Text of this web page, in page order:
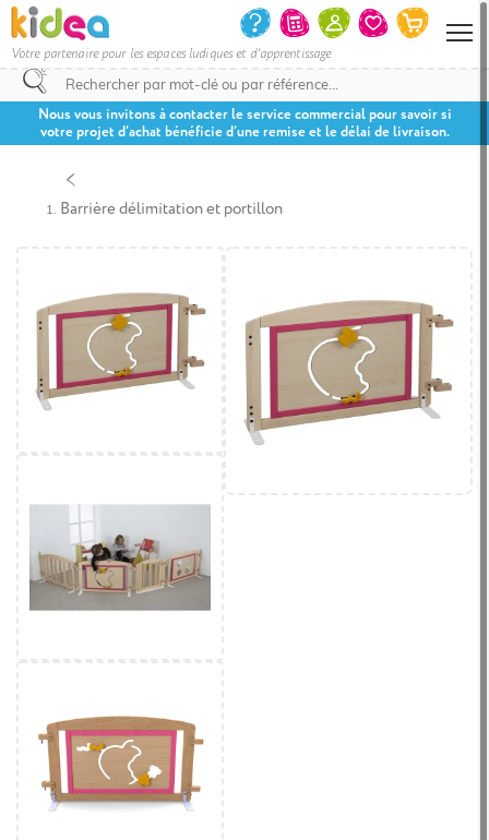
Votre partenaire pour les espaces ludiques et d'apprentissage
Nous vous invitons à contacter le service commercial pour savoir si
votre projet d’achat bénéficie d’une remise et le délai de livraison.
Barrière délimitation et portillon